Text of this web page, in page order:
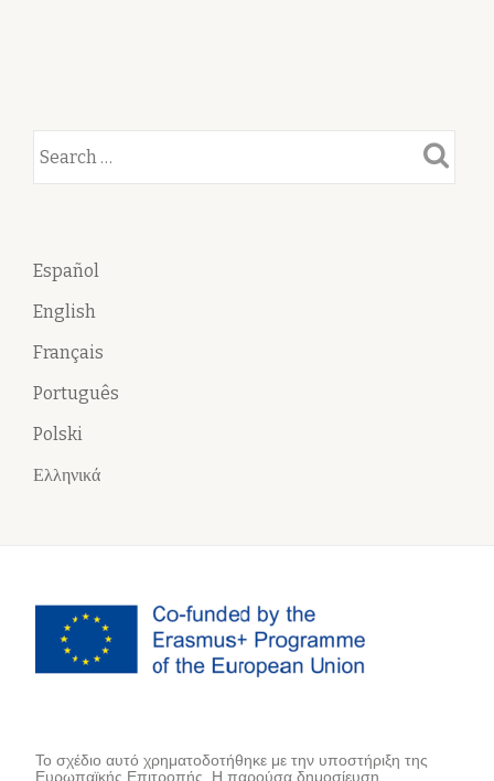
Español
English
Français
Português
Polski
Ελληνικά
Το σχέδιο αυτό χρηματοδοτήθηκε με την υποστήριξη της
Ευρωπαϊκής Επιτροπής. Η παρούσα δημοσίευση